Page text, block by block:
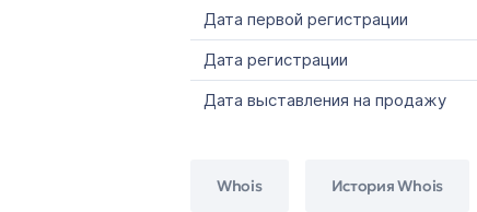
Дата первой регистрации
Дата регистрации
Дата выставления на продажу
Whois История Whois